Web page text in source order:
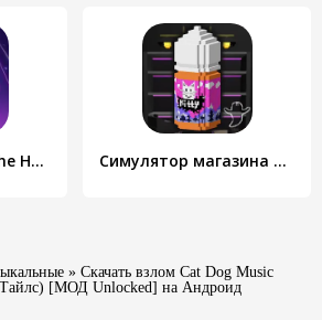
Music Crossing - The Horizon Симулятор магазина Вейпов 3D
» Скачать взлом Cat Dog Music
[МОД Unlocked] на Андроид